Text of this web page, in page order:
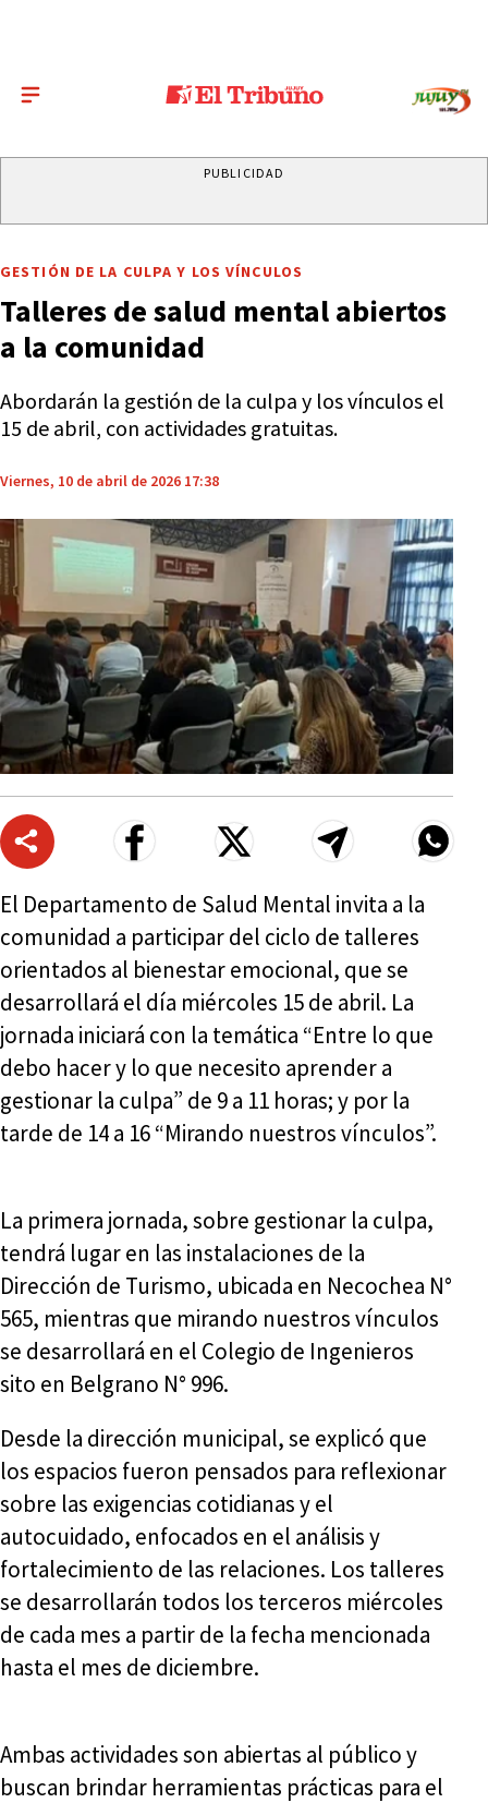
PUBLICIDAD
GESTIÓN DE LA CULPA Y LOS VÍNCULOS
Talleres de salud mental abiertos
a la comunidad
Abordarán la gestión de la culpa y los vínculos el
15 de abril, con actividades gratuitas.
Viernes, 10 de abril de 2026 17:38
El Departamento de Salud Mental invita a la
comunidad a participar del ciclo de talleres
orientados al bienestar emocional, que se
desarrollará el día miércoles 15 de abril. La
jornada iniciará con la temática “Entre lo que
debo hacer y lo que necesito aprender a
gestionar la culpa” de 9 a 11 horas; y por la
tarde de 14 a 16 “Mirando nuestros vínculos”.
La primera jornada, sobre gestionar la culpa,
tendrá lugar en las instalaciones de la
Dirección de Turismo, ubicada en Necochea N°
565, mientras que mirando nuestros vínculos
se desarrollará en el Colegio de Ingenieros
sito en Belgrano N° 996.
Desde la dirección municipal, se explicó que
los espacios fueron pensados para reflexionar
sobre las exigencias cotidianas y el
autocuidado, enfocados en el análisis y
fortalecimiento de las relaciones. Los talleres
se desarrollarán todos los terceros miércoles
de cada mes a partir de la fecha mencionada
hasta el mes de diciembre.
Ambas actividades son abiertas al público y
buscan brindar herramientas prácticas para el